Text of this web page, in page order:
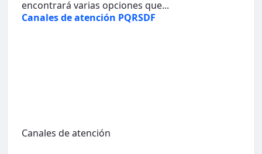
encontrará varias opciones que...
Canales de atención PQRSDF
Canales de atención